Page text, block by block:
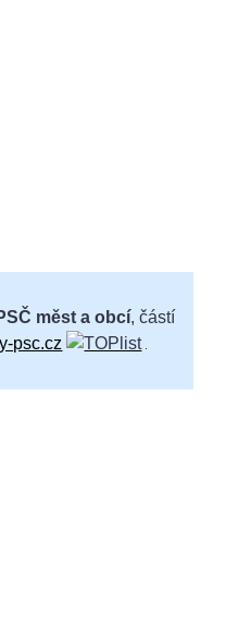
měst a obcí, částí
psc.cz